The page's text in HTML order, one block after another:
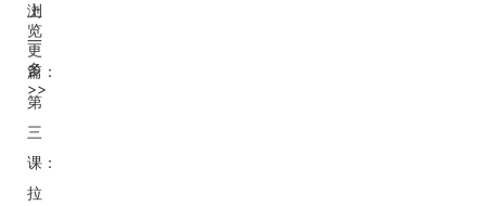
上
一
篇：
第
三
课：
拉
浏
览
更
多
>>